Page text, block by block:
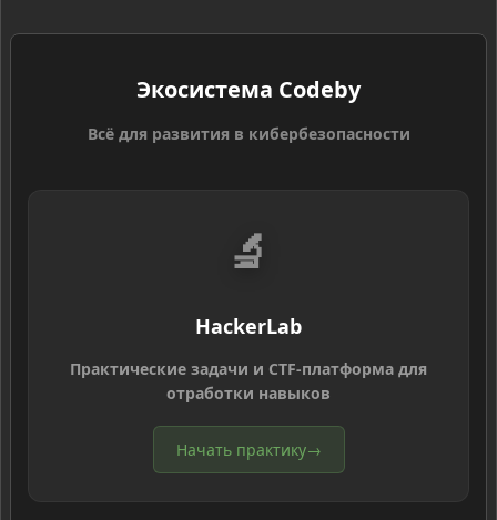
Экосистема Codeby
Всё для развития в кибербезопасности
🔬
HackerLab
Практические задачи и CTF-платформа для
отработки навыков
Начать практику→